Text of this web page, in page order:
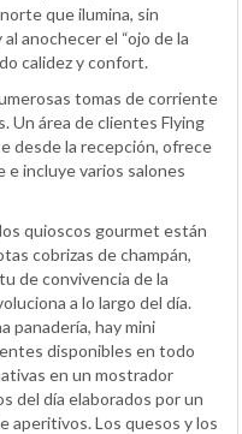
que ilumina, sin
anochecer el “ojo de la
calidez y confort.
tomas de corriente
Un área de clientes Flying
desde la recepción, ofrece
incluye varios salones
quioscos gourmet están
cobrizas de champán,
de convivencia de la
a lo largo del día.
panadería, hay mini
disponibles en todo
en un mostrador
del día elaborados por un
aperitivos. Los quesos y los